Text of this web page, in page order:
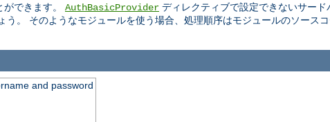
できます。 AuthBasicProvider ディレクティブで設定できないサード
う。 そのようなモジュールを使う場合、処理順序はモジュールのソース
and password